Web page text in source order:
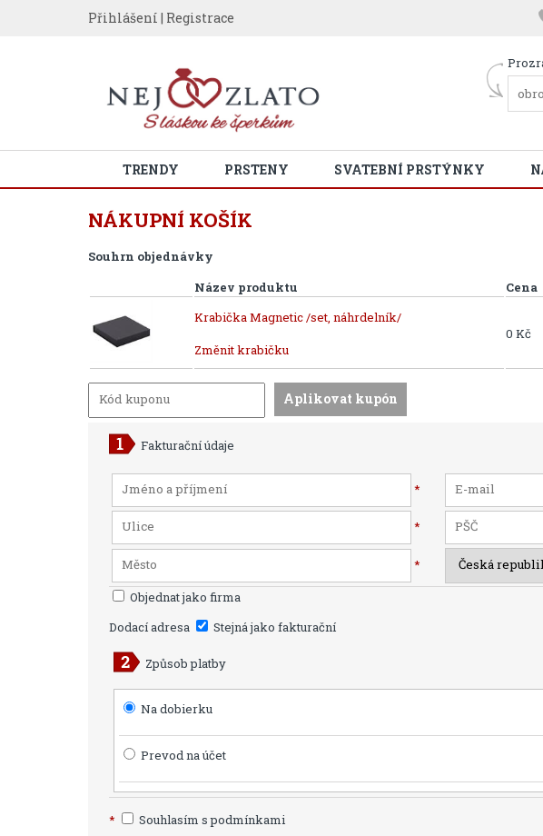
Přihlášení | Registrace
TRENDY PRSTENY SVATEBNÍ PRSTÝNKY
NÁKUPNÍ KOŠÍK
Souhrn objednávky
Název produktu
Cena
Krabička Magnetic /set, náhrdelník/
Změnit krabičku
0 Kč
Fakturační údaje
*
*
*
Objednat jako firma
Dodací adresa
Stejná jako fakturační
Způsob platby
Na dobierku
Prevod na účet
* Souhlasím s podmínkami